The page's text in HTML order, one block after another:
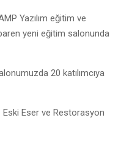
Yazılım eğitim ve
yeni eğitim salonunda
20 katılımcıya
Eser ve Restorasyon